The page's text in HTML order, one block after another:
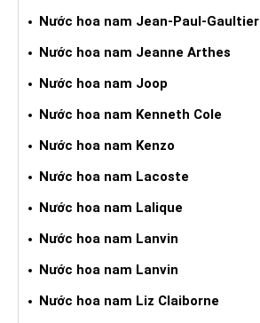
Nước hoa nam Jean-Paul-Gaultier
Nước hoa nam Jeanne Arthes
Nước hoa nam Joop
Nước hoa nam Kenneth Cole
Nước hoa nam Kenzo
Nước hoa nam Lacoste
Nước hoa nam Lalique
Nước hoa nam Lanvin
Nước hoa nam Lanvin
Nước hoa nam Liz Claiborne